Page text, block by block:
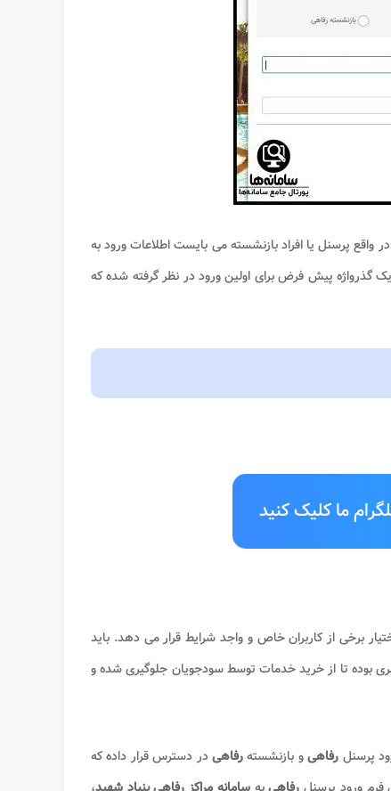
واقع پرسنل یا افراد بازنشسته می بایست اطلاعات ورود به
گذرواژه پیش فرض برای اولین ورود در نظر گرفته شده که
ما کلیک کنید
برخی از کاربران خاص و واجد شرایط قرار می دهد. باید
بوده تا از خرید خدمات توسط سودجویان جلوگیری شده و
پرسنل رفاهیو بازنشستهرفاهیدر دسترس قرار داده که